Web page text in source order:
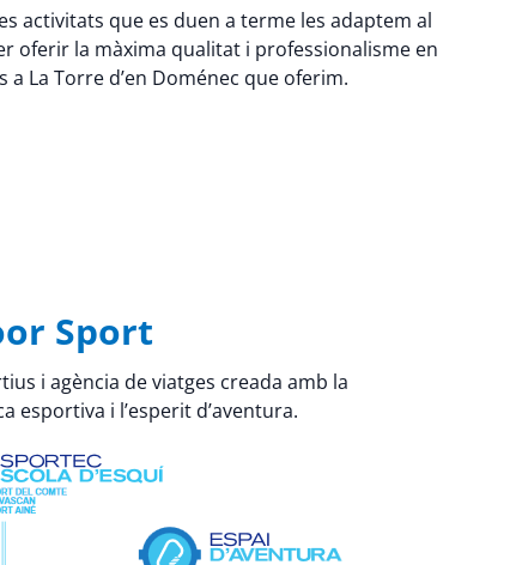
activitats que es duen a terme les adaptem al
oferir la màxima qualitat i professionalisme en
La Torre d’en Doménec que oferim.
Sport
i agència de viatges creada amb la
esportiva i l’esperit d’aventura.